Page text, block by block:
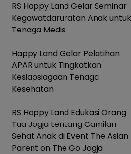
RS Happy Land Gelar Seminar
Kegawatdaruratan Anak untuk
Tenaga Medis
Happy Land Gelar Pelatihan
APAR untuk Tingkatkan
Kesiapsiagaan Tenaga
Kesehatan
RS Happy Land Edukasi Orang
Tua Jogja tentang Camilan
Sehat Anak di Event The Asian
Parent on The Go Jogja